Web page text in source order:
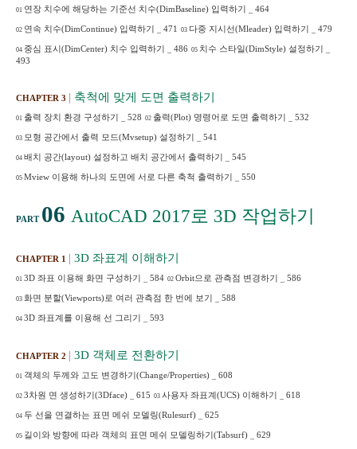
01 연장 치수에 해당하는 기준선 치수(DimBaseline) 입력하기 464
02 연속 치수(DimContinue) 입력하기 471 03 다중 지시선(Mleader) 입력하기 479
04 중심 표시 (DimCenter) 치수 입력하기 486 05 치수 스타일(DimStyle) 설정하기
493
CHAPTER 3 | 축척에 맞게 도면 출력하기
01 출력 장치 환경 구성하기 528 02 출력(Plot) 명령어로 도면 출력하기 532
03 모형 공간에서 출력 모드(Mvsetup) 설정하기 541
04 배치 공간(layout) 설정하고 배치 공간에서 출력하기 545
05 Mview 이용해 하나의 도면에 서로 다른 축척 출력하기 550
PART 06 AutoCAD 2017 로 3D 작업하기
CHAPTER 1 | 3D 좌표계 이해하기
01 3D 좌표 이용해 화면 구성하기 584 02 Orbit으로 관측점 변경하기 586
03 화면 분할(Viewports)로 여러 관측점 한 번에 보기 588
04 3D 좌표계를 이용해 선 그리기 593
CHAPTER 2 | 3D 객체로 전환하기
01 객체의 두께와 고도 변경하기 (Change/Properties) 608
02 3차원 면 생성하기 (3Dface) 615 03 사용자 좌표계 (UCS) 이해하기 618
04 두 선을 연결하는 표면 메쉬 모델링(Rulesurf) 625
05 길이와 방향에 따라 객체의 표면 메쉬 모델링하기 (Tabsurf) 629